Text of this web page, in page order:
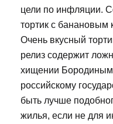
цели по инфляции.
тортик с
Очень вкусный
релиз содержит
хищении
российскому
быть лучше
жилья, если не для